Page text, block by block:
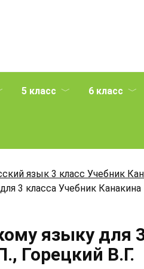
5 класс 6 класс
язык 3 класс Учебник
3 класса Учебник Канакина
языку для
Горецкий В.Г.